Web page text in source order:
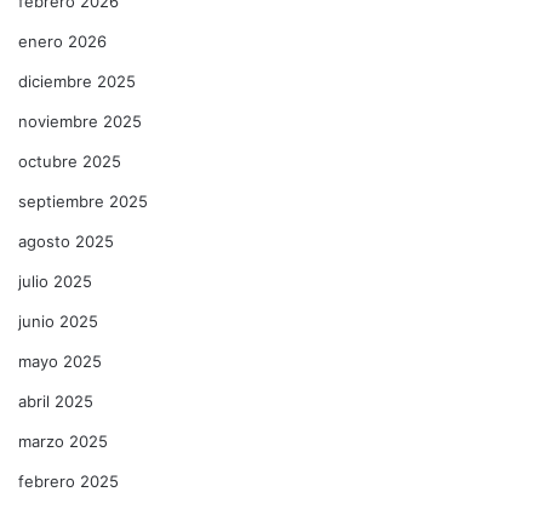
enero 2026
diciembre 2025
noviembre 2025
octubre 2025
septiembre 2025
agosto 2025
julio 2025
junio 2025
mayo 2025
abril 2025
marzo 2025
febrero 2025